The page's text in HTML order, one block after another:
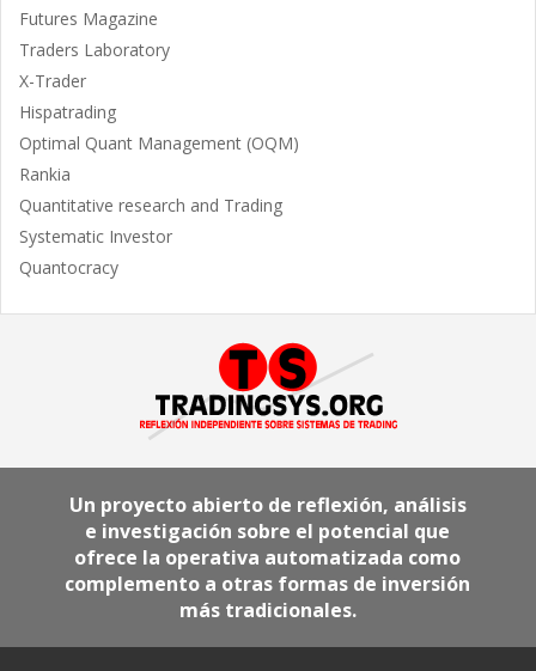
Futures Magazine
Traders Laboratory
X-Trader
Hispatrading
Optimal Quant Management (OQM)
Rankia
Quantitative research and Trading
Systematic Investor
Quantocracy
Un proyecto abierto de reflexión, análisis
e investigación sobre el potencial que
ofrece la operativa automatizada como
complemento a otras formas de inversión
más tradicionales.